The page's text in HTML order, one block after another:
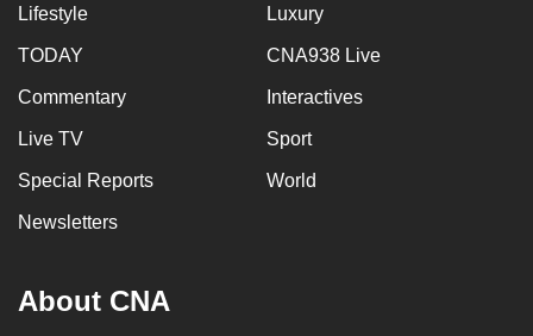
Lifestyle Luxury
TODAY CNA938 Live
Commentary Interactives
Live TV Sport
Special Reports World
Newsletters
About CNA